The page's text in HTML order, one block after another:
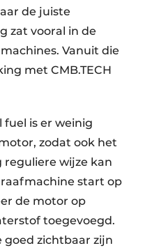
de juiste
zat vooral in de
Vanuit die
met CMB.TECH
is er weinig
zodat ook het
wijze kan
start op
de motor op
toegevoegd.
goed zichtbaar zijn